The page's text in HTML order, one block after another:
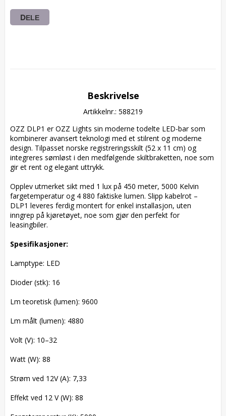
DELE
Beskrivelse
Artikkelnr.: 588219
OZZ DLP1 er OZZ Lights sin moderne todelte LED-bar som
kombinerer avansert teknologi med et stilrent og moderne
design. Tilpasset norske registreringsskilt (52 x 11 cm) og
integreres sømløst i den medfølgende skiltbraketten, noe som
gir et rent og elegant uttrykk.
Opplev utmerket sikt med 1 lux på 450 meter, 5000 Kelvin
fargetemperatur og 4 880 faktiske lumen. Slipp kabelrot –
DLP1 leveres ferdig montert for enkel installasjon, uten
inngrep på kjøretøyet, noe som gjør den perfekt for
leasingbiler.
Spesifikasjoner:
Lamptype: LED
Dioder (stk): 16
Lm teoretisk (lumen): 9600
Lm målt (lumen): 4880
Volt (V): 10–32
Watt (W): 88
Strøm ved 12V (A): 7,33
Effekt ved 12 V (W): 88